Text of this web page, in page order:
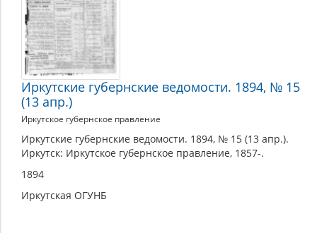
Иркутские губернские ведомости. 1894, № 15
(13 апр.)
Иркутское губернское правление
Иркутские губернские ведомости. 1894, № 15 (13 апр.).
Иркутск: Иркутское губернское правление, 1857-.
1894
Иркутская ОГУНБ